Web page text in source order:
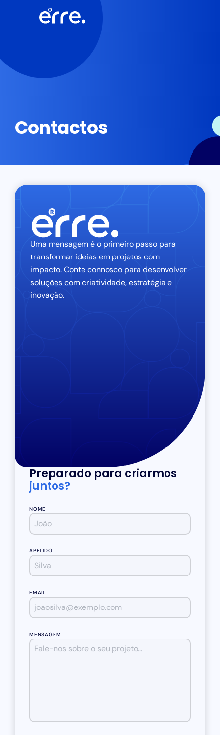
Contactos
Uma mensagem é o primeiro passo para
transformar ideias em projetos com
impacto. Conte connosco para desenvolver
soluções com criatividade, estratégia e
inovação.
Preparado para criarmos
juntos?
NOME
APELIDO
EMAIL
MENSAGEM